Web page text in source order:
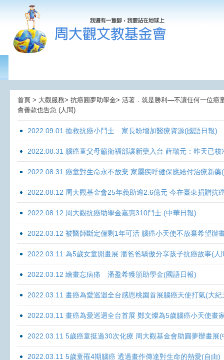
首頁 > 大觀服務> 抗癌圓夢助學金> 活著．就是勝利—不讓任何一位癌
會善款也告急 (人間)
2022.09.01 搶救抗癌小鬥士 家長盼增加醫療資源(國語日報)
2022.08.31 腦癌童父母籲衛福部讓新藥入台 薛瑞元：昨天已
2022.08.31 癌童對生命永不放棄 家屬疾呼健保應給付治療新藥
2022.08.12 周大觀基金會25年義助逾2.6億元 今在臺東捐贈抗
2022.08.12 周大觀抗癌助學金嘉惠310鬥士 (中華日報)
2022.03.12 被醫師斷定僅剩1年可活 腦癌小天使不放棄希望辦
2022.03.11 為5歲女童開畫展 潘爸爸驕傲分享孩子抗癌故事(人
2022.03.12 繪畫忘病痛 潘盈希獲頒助學金(國語日報)
2022.03.11 畫癌為愛巡迴全台感恩桃園首展腦癌天使打氣(大紀
2022.03.11 畫癌為愛巡迴全台首展 鄭文燦為5歲腦癌小天使畫
2022.03.11 5歲癌童挺過30次化療 周大觀基金會助圓夢辦畫展
2022.03.11 5歲童罹4期腦癌 透過畫作傳達對生命的熱愛(自由)